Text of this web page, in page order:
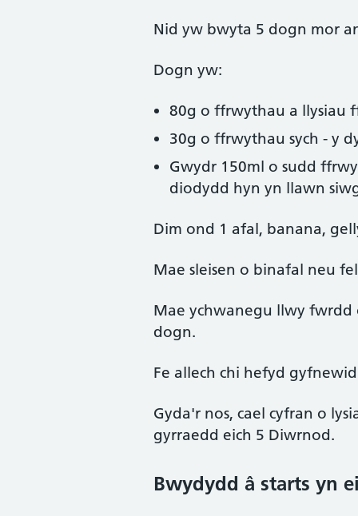
Nid yw bwyta 5 dogn mor
Dogn yw:
80g o ffrwythau a llysiau
30g o ffrwythau sych - y
Gwydr 150ml o sudd
diodydd hyn yn llawn
Dim ond 1 afal, banana,
Mae sleisen o binafal neu
Mae ychwanegu llwy fwrdd
dogn.
Fe allech chi hefyd
Gyda'r nos, cael cyfran o
gyrraedd eich 5 Diwrnod.
Bwydydd â starts yn